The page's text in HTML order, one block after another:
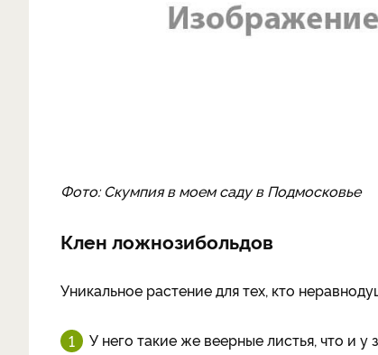
Фото: Скумпия в моем саду в Подмосковье
Клен ложнозибольдов
Уникальное растение для тех, кто
У него такие же веерные листья, что и у